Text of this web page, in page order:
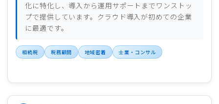
化に特化し、導入から運用サポートまでワンストッ
プで提供しています。クラウド導入が初めての企業
に最適です。
相続税 税務顧問 地域密着 士業・コンサル